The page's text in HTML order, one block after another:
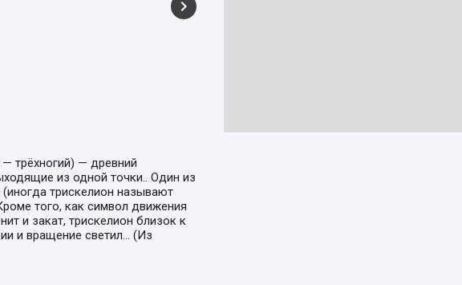
— трёхногий) — древний
из одной точки.. Один из
трискелион называют
того, как символ движения
и закат, трискелион близок к
и вращение светил... (Из